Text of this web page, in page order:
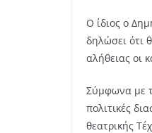
Ο ίδιος ο
δηλώσει ότι
αλήθειας οι
Σύμφωνα με
πολιτικές
θεατρικής